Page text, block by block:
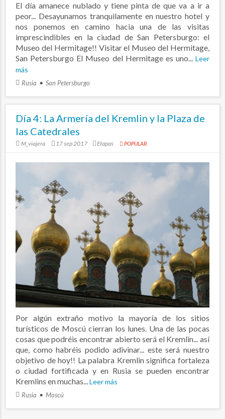
El día amanece nublado y tiene pinta de que va a ir a
peor... Desayunamos tranquilamente en nuestro hotel y
nos ponemos en camino hacia una de las visitas
imprescindibles en la ciudad de San Petersburgo: el
Museo del Hermitage!! Visitar el Museo del Hermitage,
San Petersburgo El Museo del Hermitage es uno... Leer
más
Rusia San Petersburgo
Día 4: La Armería del Kremlin y la Plaza de
las Catedrales
M_viajera 17 sep 2017 Etapas POPULAR
Por algún extraño motivo la mayoría de los sitios
turísticos de Moscú cierran los lunes. Una de las pocas
cosas que podréis encontrar abierto será el Kremlin... así
que, como habréis podido adivinar... este será nuestro
objetivo de hoy!! La palabra Kremlin significa fortaleza
o ciudad fortificada y en Rusia se pueden encontrar
Kremlins en muchas...Leer más
Rusia Moscú